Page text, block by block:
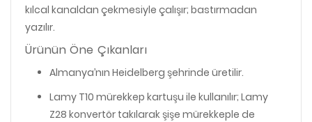
kılcal kanaldan çekmesiyle çalışır; bastırmadan
yazılır.
Ürünün Öne Çıkanları
Almanya’nın Heidelberg şehrinde üretilir.
Lamy T10 mürekkep kartuşu ile kullanılır; Lamy
Z28 konvertör takılarak şişe mürekkeple de